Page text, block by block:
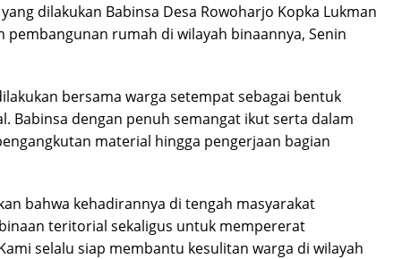
dilakukan Babinsa Desa Rowoharjo Kopka Lukman
rumah di wilayah binaannya, Senin
bersama warga setempat sebagai bentuk
Babinsa dengan penuh semangat ikut serta dalam
material hingga pengerjaan bagian
bahwa kehadirannya di tengah masyarakat
teritorial sekaligus untuk mempererat
selalu siap membantu kesulitan warga di wilayah